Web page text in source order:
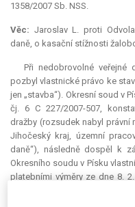
1358/2007 Sb. NSS.
Věc: Jaroslav L. proti
daně, o kasační stížnosti
Při nedobrovolné veřejné
pozbyl vlastnické právo ke
jen „stavba“). Okresní soud v
čj. 6 C 227/2007-507,
dražby (rozsudek nabyl právní
Jihočeský kraj, územní
daně“), následně dospěl k
Okresního soudu v Písku
platebními výměry ze dne 8.